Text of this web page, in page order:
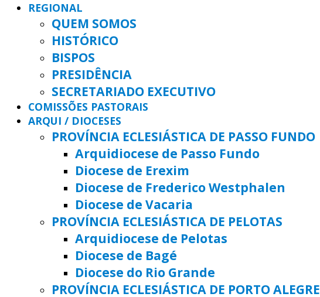
REGIONAL
QUEM SOMOS
HISTÓRICO
BISPOS
PRESIDÊNCIA
SECRETARIADO EXECUTIVO
COMISSÕES PASTORAIS
ARQUI / DIOCESES
PROVÍNCIA ECLESIÁSTICA DE PASSO FUNDO
Arquidiocese de Passo Fundo
Diocese de Erexim
Diocese de Frederico Westphalen
Diocese de Vacaria
PROVÍNCIA ECLESIÁSTICA DE PELOTAS
Arquidiocese de Pelotas
Diocese de Bagé
Diocese do Rio Grande
PROVÍNCIA ECLESIÁSTICA DE PORTO ALEGRE